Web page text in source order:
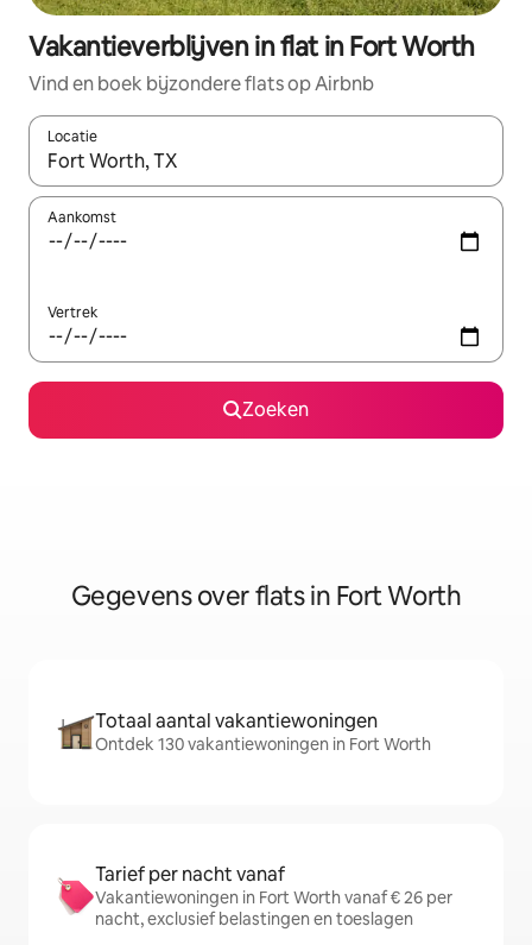
Vakantieverblijven in flat in Fort Worth
Vind en boek bijzondere flats op Airbnb
Locatie
Wanneer er resultaten beschikbaar zijn, maak je een keuze
Aankomst
Vertrek
Zoeken
Gegevens over flats in Fort Worth
Totaal aantal vakantiewoningen
Ontdek 130 vakantiewoningen in Fort Worth
Tarief per nacht vanaf
Vakantiewoningen in Fort Worth vanaf € 26 per
nacht, exclusief belastingen en toeslagen